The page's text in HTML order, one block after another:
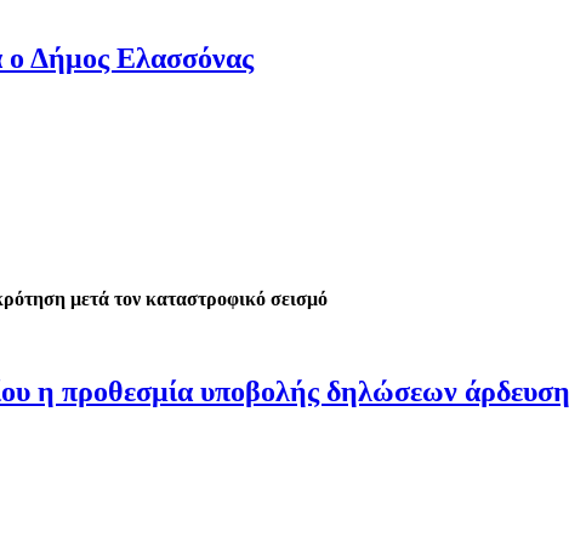
Δήμος Ελασσόνας
μετά τον καταστροφικό σεισμό
η προθεσμία υποβολής δηλώσεων